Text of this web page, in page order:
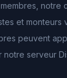
notre
et monteurs
peuvent
notre serveur